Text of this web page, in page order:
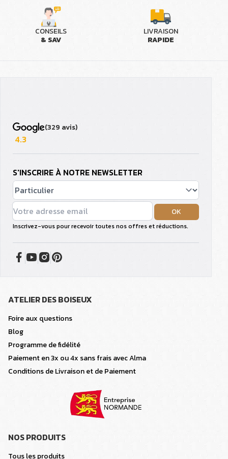
CONSEILS
& SAV
LIVRAISON
RAPIDE
(329 avis)
4.3
S'INSCRIRE À NOTRE NEWSLETTER
OK
Inscrivez-vous pour recevoir toutes nos offres et réductions.
ATELIER DES BOISEUX
Foire aux questions
Blog
Programme de fidélité
Paiement en 3x ou 4x sans frais avec Alma
Conditions de Livraison et de Paiement
NOS PRODUITS
Tous les produits